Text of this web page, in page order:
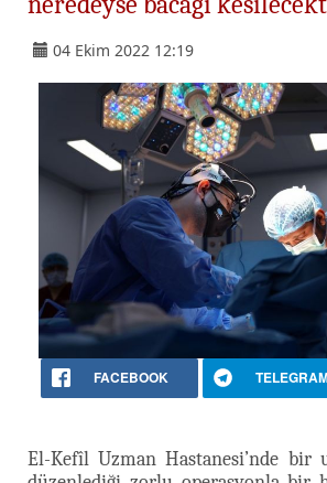
04 Ekim 2022 12:19
FACEBOOK
El-Kefîl Uzman Hastanesi’nde bir